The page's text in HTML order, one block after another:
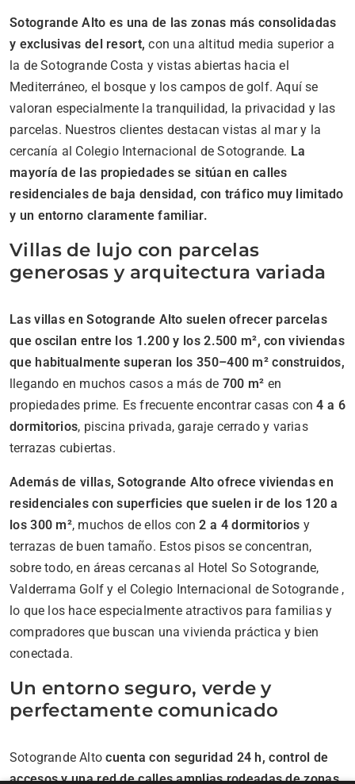
Sotogrande Alto es una de las zonas más consolidadas
y exclusivas del resort, con una altitud media superior a
la de Sotogrande Costa y vistas abiertas hacia el
Mediterráneo, el bosque y los campos de golf. Aquí se
valoran especialmente la tranquilidad, la privacidad y las
parcelas. Nuestros clientes destacan vistas al mar y la
cercanía al Colegio Internacional de Sotogrande. La
mayoría de las propiedades se sitúan en calles
residenciales de baja densidad, con tráfico muy limitado
y un entorno claramente familiar.
Villas de lujo con parcelas
generosas y arquitectura variada
Las villas en Sotogrande Alto suelen ofrecer parcelas
que oscilan entre los 1.200 y los 2.500 m², con viviendas
que habitualmente superan los 350–400 m² construidos,
llegando en muchos casos a más de 700 m² en
propiedades prime. Es frecuente encontrar casas con4 a 6
dormitorios, piscina privada, garaje cerrado y varias
terrazas cubiertas.
Además de villas, Sotogrande Alto ofrece viviendas en
residenciales con superficies que suelen ir de los 120 a
los 300 m², muchos de ellos con2 a 4 dormitorios y
terrazas de buen tamaño. Estos pisos se concentran,
sobre todo, en áreas cercanas al Hotel So Sotogrande,
Valderrama Golf y el Colegio Internacional de Sotogrande ,
lo que los hace especialmente atractivos para familias y
compradores que buscan una vivienda práctica y bien
conectada.
Un entorno seguro, verde y
perfectamente comunicado
Sotogrande Altocuenta con seguridad 24 h, control de
accesos y una red de calles amplias rodeadas de zonas